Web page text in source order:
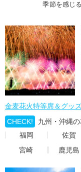
季節を感じ
金麦花火特等席＆グッ
CHECK!
九州・沖縄
福岡
佐賀
宮崎
鹿児島